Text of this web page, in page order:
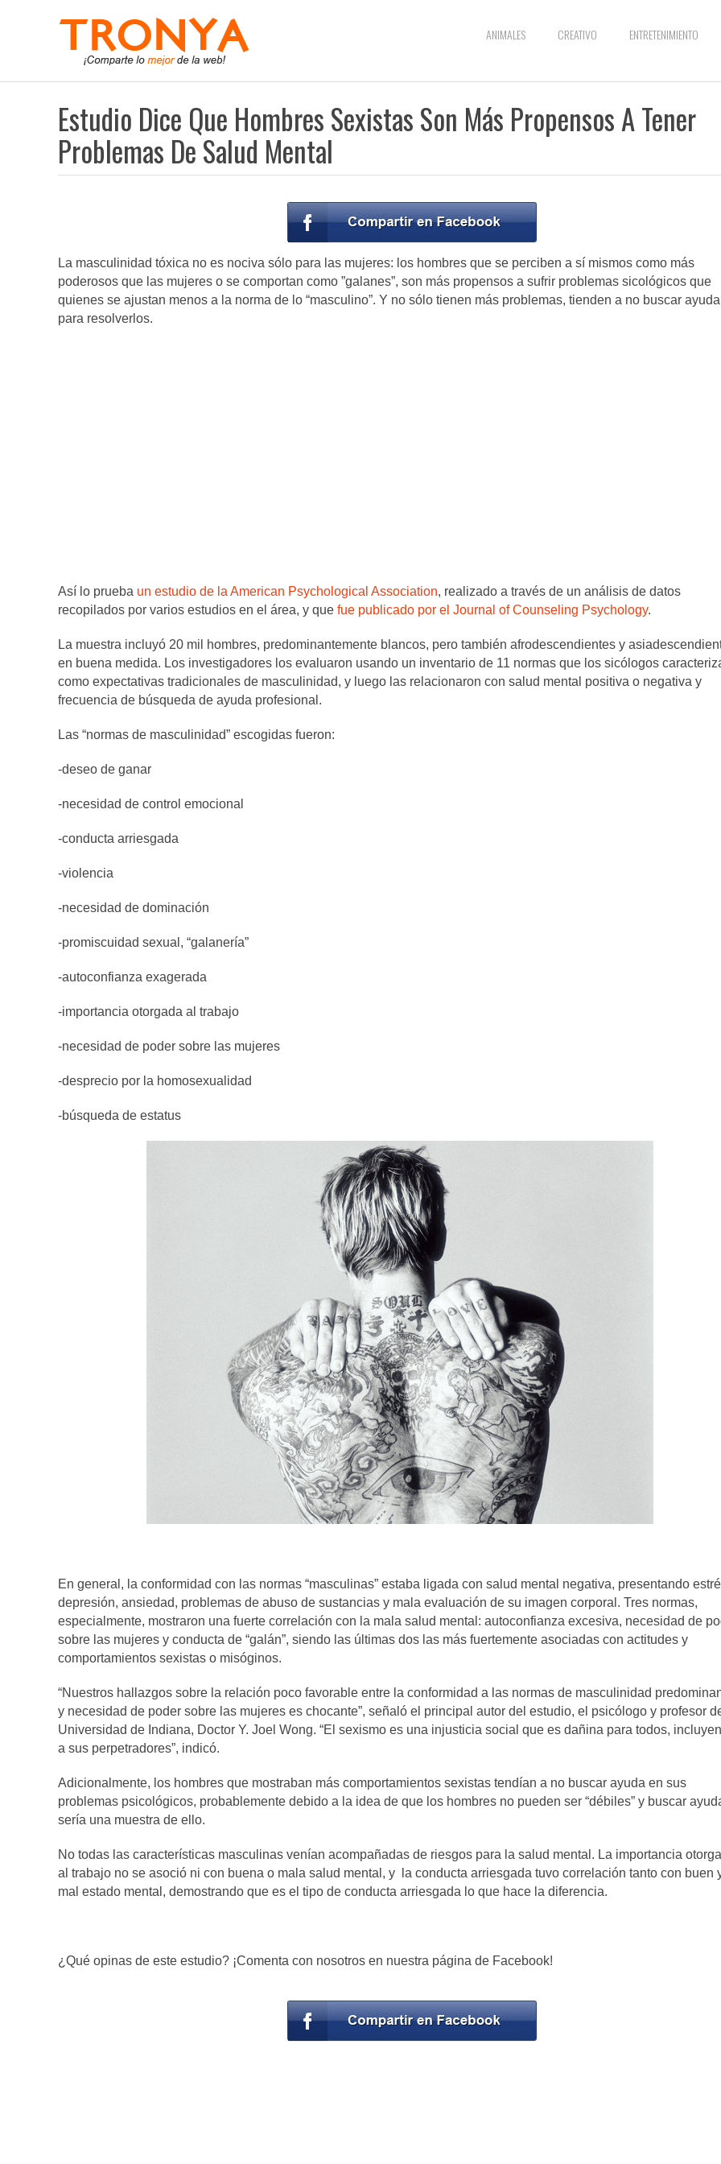
ANIMALES CREATIVO ENTRETENIMIENTO
Estudio Dice Que Hombres Sexistas Son Más Propensos A Tener
Problemas De Salud Mental
La masculinidad tóxica no es nociva sólo para las mujeres: los hombres que se perciben a sí mismos como más
poderosos que las mujeres o se comportan como ”galanes”, son más propensos a sufrir problemas sicológicos que
quienes se ajustan menos a la norma de lo “masculino”. Y no sólo tienen más problemas, tienden a no buscar ayuda
para resolverlos.
Así lo prueba un estudio de la American Psychological Association, realizado a través de un análisis de datos
recopilados por varios estudios en el área, y que fue publicado por el Journal of Counseling Psychology.
La muestra incluyó 20 mil hombres, predominantemente blancos, pero también afrodescendientes y
en buena medida. Los investigadores los evaluaron usando un inventario de 11 normas que los sicólogos
como expectativas tradicionales de masculinidad, y luego las relacionaron con salud mental positiva o negativa y
frecuencia de búsqueda de ayuda profesional.
Las “normas de masculinidad” escogidas fueron:
-deseo de ganar
-necesidad de control emocional
-conducta arriesgada
-violencia
-necesidad de dominación
-promiscuidad sexual, “galanería”
-autoconfianza exagerada
-importancia otorgada al trabajo
-necesidad de poder sobre las mujeres
-desprecio por la homosexualidad
-búsqueda de estatus
En general, la conformidad con las normas “masculinas” estaba ligada con salud mental negativa, presentando
depresión, ansiedad, problemas de abuso de sustancias y mala evaluación de su imagen corporal. Tres normas,
especialmente, mostraron una fuerte correlación con la mala salud mental: autoconfianza excesiva, necesidad de
sobre las mujeres y conducta de “galán”, siendo las últimas dos las más fuertemente asociadas con actitudes y
comportamientos sexistas o misóginos.
“Nuestros hallazgos sobre la relación poco favorable entre la conformidad a las normas de masculinidad
y necesidad de poder sobre las mujeres es chocante”, señaló el principal autor del estudio, el psicólogo y profesor
Universidad de Indiana, Doctor Y. Joel Wong. “El sexismo es una injusticia social que es dañina para todos,
a sus perpetradores”, indicó.
Adicionalmente, los hombres que mostraban más comportamientos sexistas tendían a no buscar ayuda en sus
problemas psicológicos, probablemente debido a la idea de que los hombres no pueden ser “débiles” y buscar
sería una muestra de ello.
No todas las características masculinas venían acompañadas de riesgos para la salud mental. La importancia
al trabajo no se asoció ni con buena o mala salud mental, y la conducta arriesgada tuvo correlación tanto con buen
mal estado mental, demostrando que es el tipo de conducta arriesgada lo que hace la diferencia.
¿Qué opinas de este estudio? ¡Comenta con nosotros en nuestra página de Facebook!